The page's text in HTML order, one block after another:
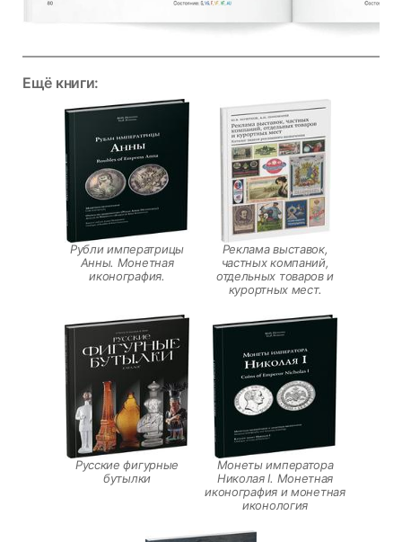
Ещё книги:
Рубли императрицы
Анны. Монетная
иконография.
Реклама выставок,
частных компаний,
отдельных товаров и
курортных мест.
Русские фигурные
бутылки
Монеты императора
Николая I. Монетная
иконография и монетная
иконология